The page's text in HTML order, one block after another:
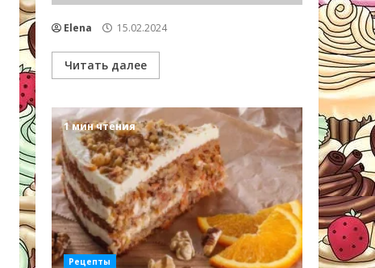
Elena 15.02.2024
Читать далее
1 мин чтения
Рецепты